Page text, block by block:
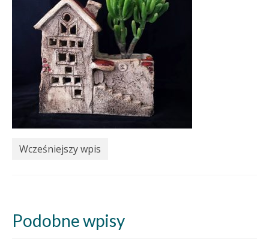
Wcześniejszy wpis
Podobne wpisy